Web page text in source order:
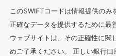
このSWIFTコードは情報提供のみ
正確なデータを提供するために最
ウェブサイトは、その正確性に関
めご了承ください。 正しい銀行